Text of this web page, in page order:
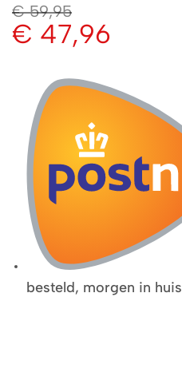
€59,95
€ 47,96
besteld, morgen in huis